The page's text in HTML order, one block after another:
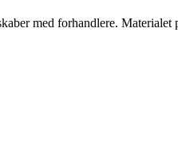
med forhandlere. Materialet